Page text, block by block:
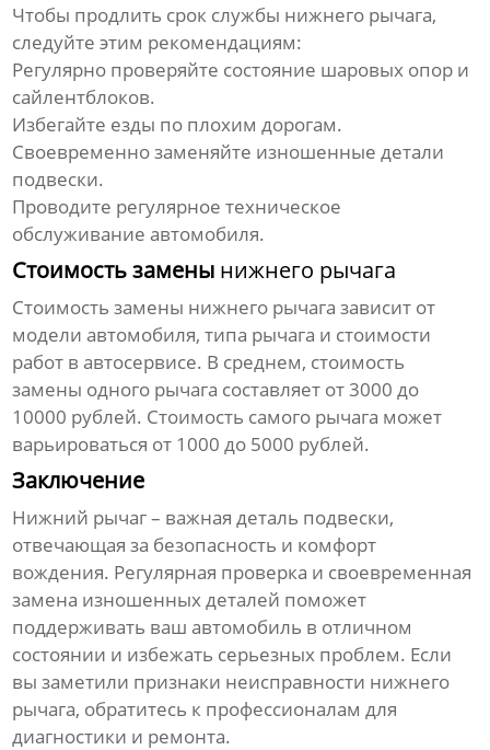
Чтобы продлить срок службы нижнего рычага,
следуйте этим рекомендациям:
Регулярно проверяйте состояние шаровых опор и
сайлентблоков.
Избегайте езды по плохим дорогам.
Своевременно заменяйте изношенные детали
подвески.
Проводите регулярное техническое
обслуживание автомобиля.
Стоимость замены нижнего рычага
Стоимость замены нижнего рычага зависит от
модели автомобиля, типа рычага и стоимости
работ в автосервисе. В среднем, стоимость
замены одного рычага составляет от 3000 до
10000 рублей. Стоимость самого рычага может
варьироваться от 1000 до 5000 рублей.
Заключение
Нижний рычаг– важная деталь подвески,
отвечающая за безопасность и комфорт
вождения. Регулярная проверка и своевременная
замена изношенных деталей поможет
поддерживать ваш автомобиль в отличном
состоянии и избежать серьезных проблем. Если
вы заметили признаки неисправности нижнего
рычага, обратитесь к профессионалам для
диагностики и ремонта.